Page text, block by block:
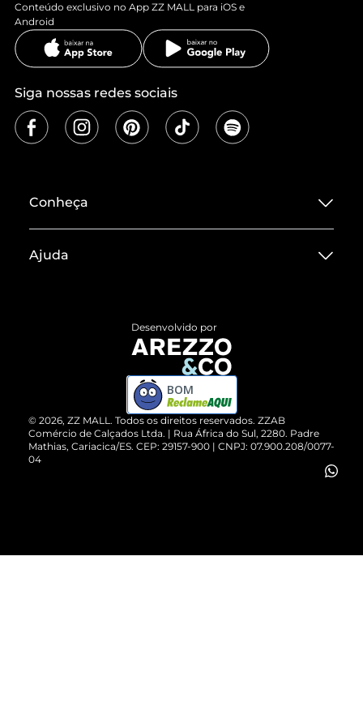
Conteúdo exclusivo no App ZZ MALL para iOS e
Android
Siga nossas redes sociais
Conheça
Termos de Uso
ZZ MALL é confiável
Cartão Presente
Vendas Corporativas
Ajuda
Devolução do Produto
Compre pelo WhatsApp
© 2026, ZZ MALL. Todos os direitos reservados. ZZAB
Comércio de Calçados Ltda. | Rua África do Sul, 2280. Padre
Mathias, Cariacica/ES. CEP: 29157-900 | CNPJ: 07.900.208/0077-
04
Desenvolvido por
BOM